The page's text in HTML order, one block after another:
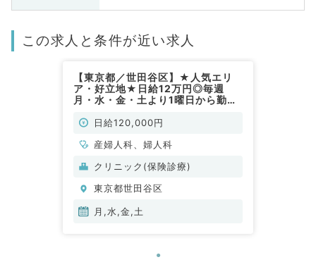
この求人と条件が近い求人
【東京都／世田谷区】★人気エリ
ア・好立地★日給12万円◎毎週
月・水・金・土より1曜日から勤務
味のある先生オススメです～（産婦
日給120,000円
産婦人科、婦人科
クリニック(保険診療)
東京都世田谷区
月,水,金,土